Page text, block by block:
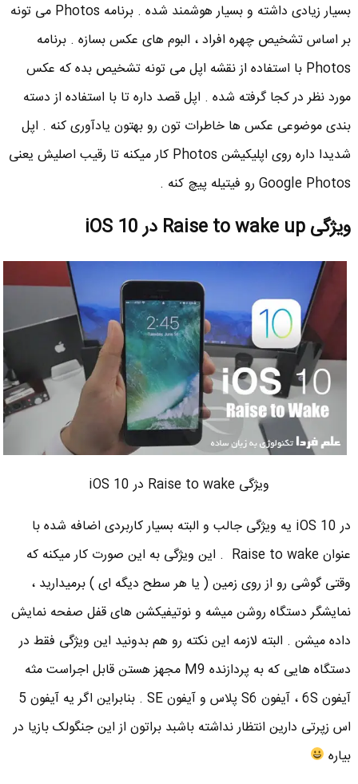
بسیار زیادی داشته و بسیار هوشمند شده . برنامه Photos می تونه
بر اساس تشخیص چهره افراد ، البوم های عکس بسازه . برنامه
Photos با استفاده از نقشه اپل می تونه تشخیص بده که عکس
مورد نظر در کجا گرفته شده . اپل قصد داره تا با استفاده از دسته
بندی موضوعی عکس ها خاطرات تون رو بهتون یادآوری کنه . اپل
شدیدا داره روی اپلیکیشن Photos کار میکنه تا رقیب اصلیش یعنی
Google Photos رو فیتیله پیچ کنه .
ویژگی Raise to wake up در iOS 10
ویژگی Raise to wake در iOS 10
در iOS 10 یه ویژگی جالب و البته بسیار کاربردی اضافه شده با
عنوان Raise to wake . این ویژگی به این صورت کار میکنه که
وقتی گوشی رو از روی زمین ( یا هر سطح دیگه ای ) برمیدارید ،
نمایشگر دستگاه روشن میشه و نوتیفیکشن های قفل صفحه نمایش
داده میشن . البته لازمه این نکته رو هم بدونید این ویژگی فقط در
دستگاه هایی که به پردازنده M9 مجهز هستن قابل اجراست مثه
آیفون 6S ، آیفون S6 پلاس و آیفون SE . بنابراین اگر یه آیفون 5
اس زپرتی دارین انتظار نداشته باشبد براتون از این جنگولک بازیا در
بیاره